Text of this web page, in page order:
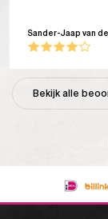
Sander-Jaap van
Bekijk alle